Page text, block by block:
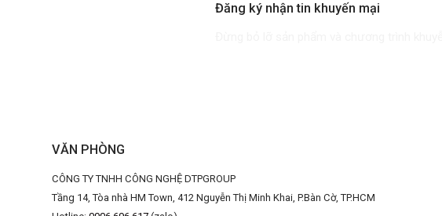
Đăng ký nhận tin khuyến mại
VĂN PHÒNG
CÔNG TY TNHH CÔNG NGHỆ DTPGROUP
Tầng 14, Tòa nhà HM Town, 412 Nguyễn Thị Minh Khai, P.Bàn Cờ, TP.HCM